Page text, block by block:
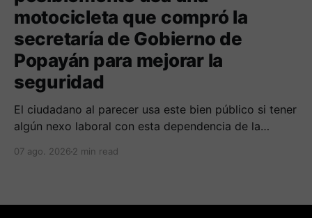
motocicleta que compró la
secretaría de Gobierno de
Popayán para mejorar la
seguridad
El ciudadano al parecer usa este bien público si tener
algún nexo laboral con esta dependencia de la
municipales frente al tema.
07 ago. 2026 2 min read